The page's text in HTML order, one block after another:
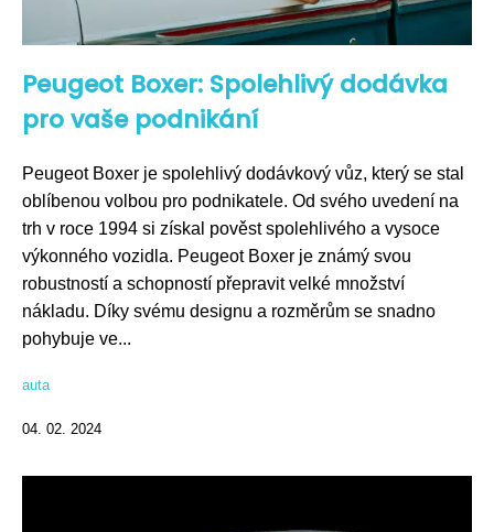
Peugeot Boxer: Spolehlivý dodávka
pro vaše podnikání
Peugeot Boxer je spolehlivý dodávkový vůz, který se stal
oblíbenou volbou pro podnikatele. Od svého uvedení na
trh v roce 1994 si získal pověst spolehlivého a vysoce
výkonného vozidla. Peugeot Boxer je známý svou
robustností a schopností přepravit velké množství
nákladu. Díky svému designu a rozměrům se snadno
pohybuje ve...
auta
04. 02. 2024